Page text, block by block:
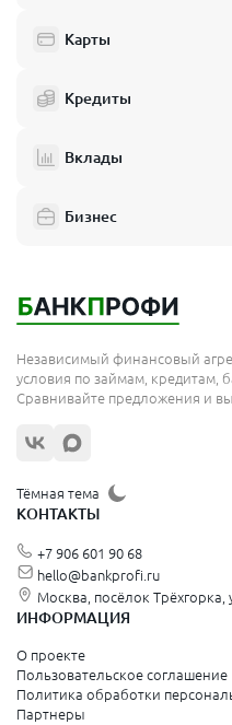
Карты
Кредиты
Вклады
Бизнес
Независимый финансовый
условия по займам, кредитам,
Сравнивайте предложения и
Тёмная тема
КОНТАКТЫ
+7 906 601 90 68
hello@bankprofi.ru
Москва, посёлок Трёхгорка,
ИНФОРМАЦИЯ
О проекте
Пользовательское соглашение
Политика обработки
Партнеры